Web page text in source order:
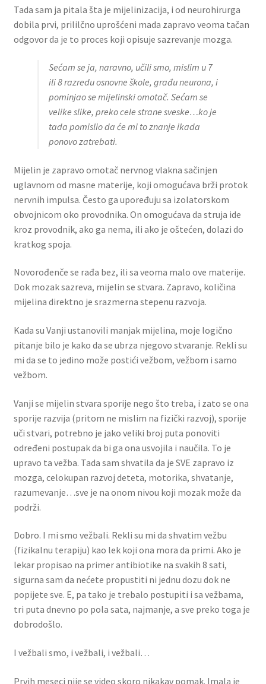
Tada sam ja pitala šta je mijelinizacija, i od neurohirurga
dobila prvi, prililčno uprošćeni mada zapravo veoma tačan
odgovor da je to proces koji opisuje sazrevanje mozga.
Sećam se ja, naravno, učili smo, mislim u 7
ili 8 razredu osnovne škole, građu neurona, i
pominjao se mijelinski omotač. Sećam se
velike slike, preko cele strane sveske…ko je
tada pomislio da će mi to znanje ikada
ponovo zatrebati.
Mijelin je zapravo omotač nervnog vlakna sačinjen
uglavnom od masne materije, koji omogućava brži protok
nervnih impulsa. Često ga upoređuju sa izolatorskom
obvojnicom oko provodnika. On omogućava da struja ide
kroz provodnik, ako ga nema, ili ako je oštećen, dolazi do
kratkog spoja.
Novorođenče se rađa bez, ili sa veoma malo ove materije.
Dok mozak sazreva, mijelin se stvara. Zapravo, količina
mijelina direktno je srazmerna stepenu razvoja.
Kada su Vanji ustanovili manjak mijelina, moje logično
pitanje bilo je kako da se ubrza njegovo stvaranje. Rekli su
mi da se to jedino može postići vežbom, vežbom i samo
vežbom.
Vanji se mijelin stvara sporije nego što treba, i zato se ona
sporije razvija (pritom ne mislim na fizički razvoj), sporije
uči stvari, potrebno je jako veliki broj puta ponoviti
određeni postupak da bi ga ona usvojila i naučila. To je
upravo ta vežba. Tada sam shvatila da je SVE zapravo iz
mozga, celokupan razvoj deteta, motorika, shvatanje,
razumevanje…sve je na onom nivou koji mozak može da
podrži.
Dobro. I mi smo vežbali. Rekli su mi da shvatim vežbu
(fizikalnu terapiju) kao lek koji ona mora da primi. Ako je
lekar propisao na primer antibiotike na svakih 8 sati,
sigurna sam da nećete propustiti ni jednu dozu dok ne
popijete sve. E, pa tako je trebalo postupiti i sa vežbama,
tri puta dnevno po pola sata, najmanje, a sve preko toga je
dobrodošlo.
I vežbali smo, i vežbali, i vežbali…
Prvih meseci nije se video skoro nikakav pomak. Imala je